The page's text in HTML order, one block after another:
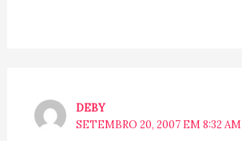
DEBY
SETEMBRO 20, 2007 EM 8:32 AM